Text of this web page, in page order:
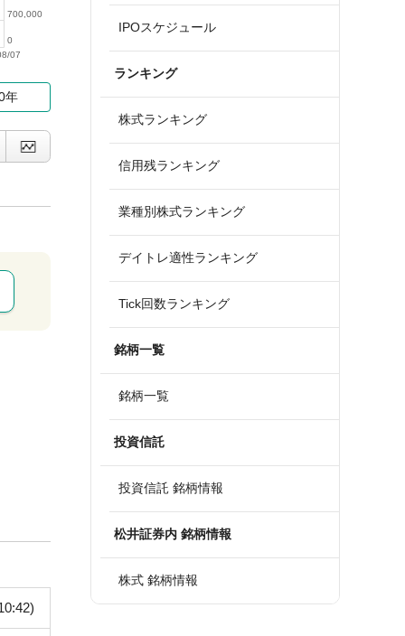
07
0
700,000
年
IPOスケジュール
ランキング
株式ランキング
信用残ランキング
業種別株式ランキング
デイトレ適性ランキング
Tick回数ランキング
銘柄一覧
銘柄一覧
投資信託
投資信託 銘柄情報
松井証券内 銘柄情報
株式 銘柄情報